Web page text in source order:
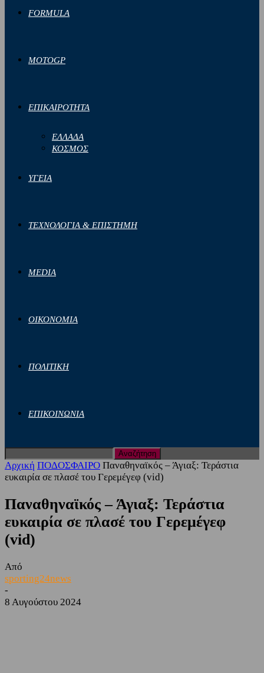
FORMULA
MOTOGP
ΕΠΙΚΑΙΡΟΤΗΤΑ
ΕΛΛΑΔΑ
ΚΟΣΜΟΣ
ΥΓΕΙΑ
ΤΕΧΝΟΛΟΓΙΑ & ΕΠΙΣΤΗΜΗ
MEDIA
ΟΙΚΟΝΟΜΙΑ
ΠΟΛΙΤΙΚΗ
ΕΠΙΚΟΙΝΩΝΙΑ
Αρχική ΠΟΔΟΣΦΑΙΡΟ Παναθηναϊκός – Άγιαξ: Τεράστια
ευκαιρία σε πλασέ του Γερεμέγεφ (vid)
Παναθηναϊκός – Άγιαξ: Τεράστια
ευκαιρία σε πλασέ του Γερεμέγεφ
(vid)
Από
sporting24news
-
8 Αυγούστου 2024